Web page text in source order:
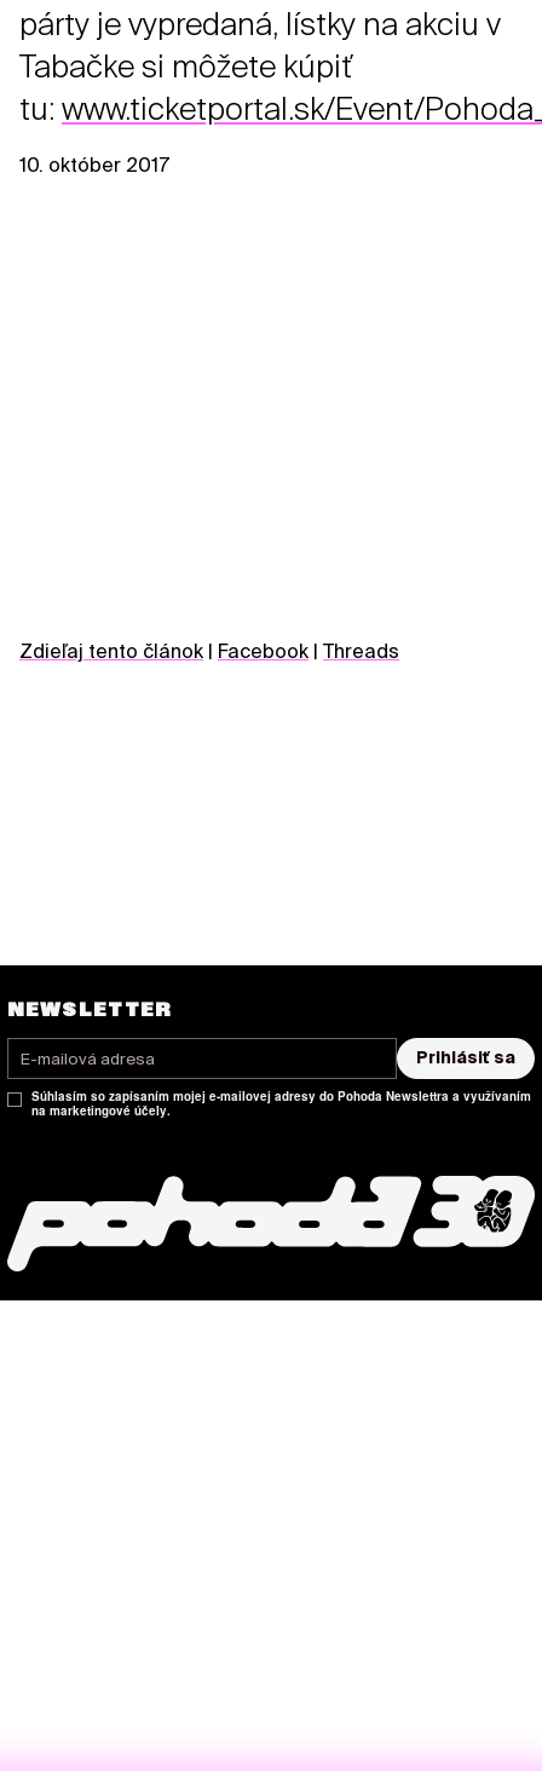
párty je vypredaná, lístky na akciu v
Tabačke si môžete kúpiť
tu: www.ticketportal.sk/Event/
10. október 2017
Zdieľaj tento článok | Facebook | Threads
NEWSLETTER
Prihlásiť sa
Súhlasím so zapísaním mojej e-mailovej adresy do Pohoda Newslettra a využívaním
na marketingové účely.